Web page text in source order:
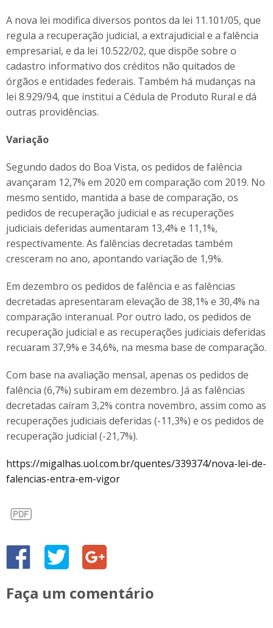
A nova lei modifica diversos pontos da lei 11.101/05, que
regula a recuperação judicial, a extrajudicial e a falência
empresarial, e da lei 10.522/02, que dispõe sobre o
cadastro informativo dos créditos não quitados de
órgãos e entidades federais. Também há mudanças na
lei 8.929/94, que institui a Cédula de Produto Rural e dá
outras providências.
Variação
Segundo dados do Boa Vista, os pedidos de falência
avançaram 12,7% em 2020 em comparação com 2019. No
mesmo sentido, mantida a base de comparação, os
pedidos de recuperação judicial e as recuperações
judiciais deferidas aumentaram 13,4% e 11,1%,
respectivamente. As falências decretadas também
cresceram no ano, apontando variação de 1,9%.
Em dezembro os pedidos de falência e as falências
decretadas apresentaram elevação de 38,1% e 30,4% na
comparação interanual. Por outro lado, os pedidos de
recuperação judicial e as recuperações judiciais deferidas
recuaram 37,9% e 34,6%, na mesma base de comparação.
Com base na avaliação mensal, apenas os pedidos de
falência (6,7%) subiram em dezembro. Já as falências
decretadas caíram 3,2% contra novembro, assim como as
recuperações judiciais deferidas (-11,3%) e os pedidos de
recuperação judicial (-21,7%).
https://migalhas.uol.com.br/quentes/339374/nova-lei-de-
falencias-entra-em-vigor
Faça um comentário